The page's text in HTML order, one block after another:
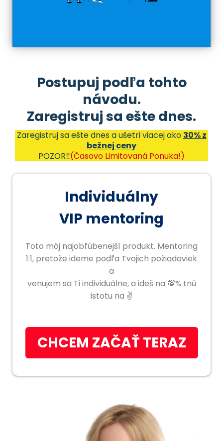
Postupuj podľa tohto
návodu.
Zaregistruj sa ešte dnes.
Zaregistruj sa ešte dnes a ušetri viacej ako 30% z
bežnej ceny
POZOR‼️(Časovo Limitovaná Ponuka!)
Individuálny
VIP mentoring
Toto môj najobľúbenejší produkt. Mentoring
1:1, pretože ideme podľa Tvojich požiadaviek
a
venujem sa Ti individuálne, a ideš na 💯% tnú
istotu na ✌️
CHCEM ZAČAŤ TERAZ